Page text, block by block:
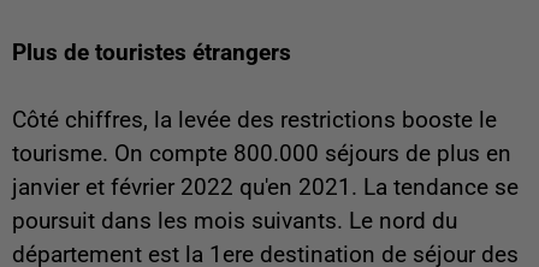
Plus de touristes étrangers
Côté chiffres, la levée des restrictions booste le
tourisme. On compte 800.000 séjours de plus en
janvier et février 2022 qu'en 2021. La tendance se
poursuit dans les mois suivants. Le nord du
département est la 1ere destination de séjour des